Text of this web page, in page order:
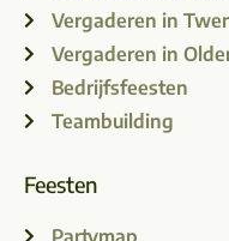
Vergaderen in
Vergaderen in
Bedrijfsfeesten
Teambuilding
Feesten
Partymap